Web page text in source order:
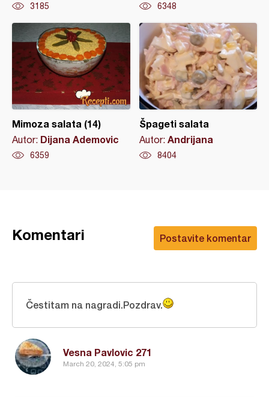
3185 6348
Mimoza salata (14)
Autor: Dijana Ademovic
6359
Špageti salata
Autor: Andrijana
8404
Postavite komentar
Komentari
Vesna Pavlovic 271
March 20, 2024, 5:05 pm
Čestitam na nagradi.Pozdrav.